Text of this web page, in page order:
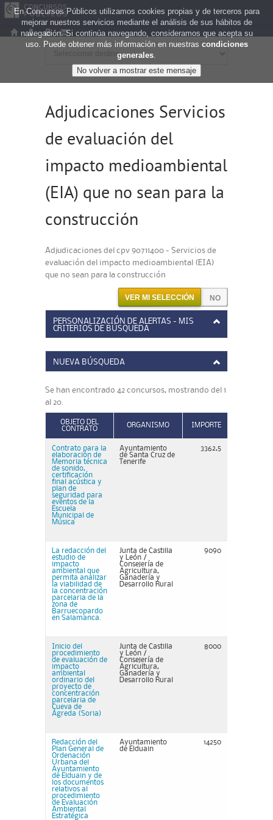
Adjudicaciones Servicios
de evaluación del
impacto medioambiental
(EIA) que no sean para la
construcción
Adjudicaciones del cpv 90711400 - Servicios de
evaluación del impacto medioambiental (EIA)
que no sean para la construcción
VER MI SELECCIÓN
PERSONALIZACIÓN DE ALERTAS - MIS
CRITERIOS DE BÚSQUEDA
NUEVA BÚSQUEDA
Se han encontrado 42 concursos, mostrando del 1
al 20.
OBJETO DEL
CONTRATO
ORGANISMO IMPORTE
Contrato para la
elaboración de
Memoria técnica
de sonido,
certificación
final acústica y
plan de
seguridad para
eventos de la
Escuela
Municipal de
Música
Ayuntamiento
de Santa Cruz de
Tenerife
3362,5
La redacción del
estudio de
impacto
ambiental que
permita analizar
la viabilidad de
la concentración
parcelaria de la
zona de
Barruecopardo
en Salamanca.
Junta de Castilla
y León /
Consejería de
Agricultura,
Ganadería y
Desarrollo Rural
9090
Inicio del
procedimiento
de evaluación de
impacto
ambiental
ordinario del
proyecto de
concentración
parcelaria de
Cueva de
Ágreda (Soria)
Junta de Castilla
y León /
Consejería de
Agricultura,
Ganadería y
Desarrollo Rural
8000
Redacción del
Plan General de
Ordenación
Urbana del
Ayuntamiento
de Elduain y de
los documentos
relativos al
procedimiento
de Evaluación
Ambiental
Estratégica
Ayuntamiento
de Elduain
14250
En Concursos Públicos utilizamos cookies propias y de terceros para
mejorar nuestros servicios mediante el análisis de sus hábitos de
navegación. Si continúa navegando, consideramos que acepta su
uso. Puede obtener más información en nuestras condiciones
generales.